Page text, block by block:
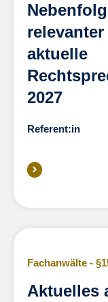
aktuelle
2027
Referent:in
Fachanwälte -
Aktuelles